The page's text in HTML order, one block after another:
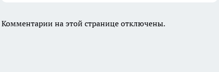
Комментарии на этой странице отключены.